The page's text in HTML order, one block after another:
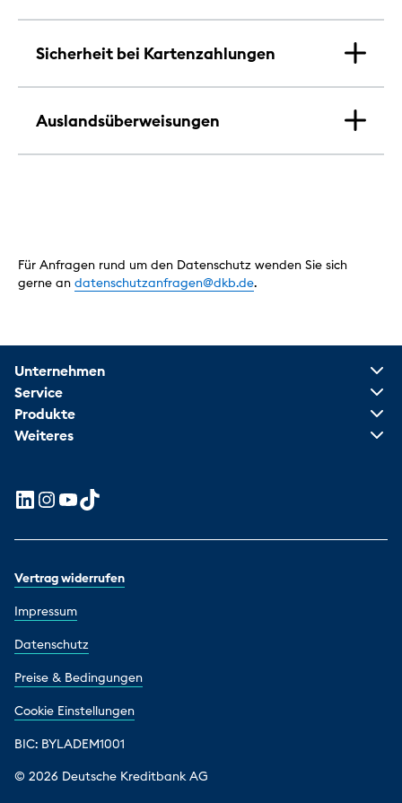
Sicherheit bei Kartenzahlungen
Auslandsüberweisungen
Für Anfragen rund um den Datenschutz wenden Sie sich
gerne an datenschutzanfragen@dkb.de.
Unternehmen
Service
Produkte
Weiteres
© 2026 Deutsche Kreditbank AG
Vertrag widerrufen
Impressum
Datenschutz
Preise & Bedingungen
Cookie Einstellungen
BIC: BYLADEM1001